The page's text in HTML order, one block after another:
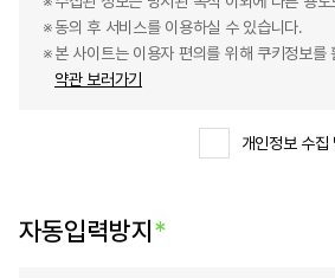
동의 후 서비스를 이용하실 수 있습니다.
본 사이트는 이용자 편의를 위해 쿠키정보를
약관 보러가기
개인정보 수
자동입력방지 *